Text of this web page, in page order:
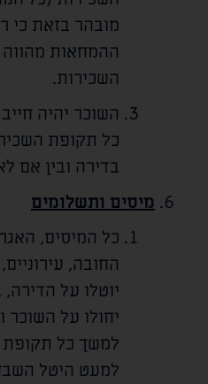
מובהר בזאת כי
ההמחאות
השכירות.
השוכר יהיה
כל תקופת
בדירה ובין אם
מיסים ותשלומים
כל המיסים,
החובה,
יוטלו על הדירה,
יחולו על השוכר
למשך כל תקופת
למעט היטל